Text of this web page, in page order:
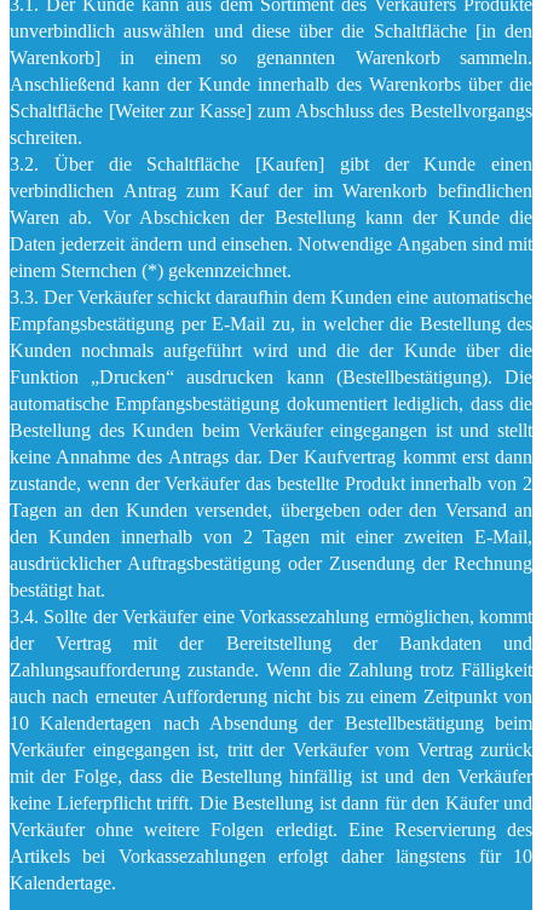
unverbindlich auswählen und diese über die Schaltfläche [in den
Warenkorb] in einem so genannten Warenkorb sammeln.
Anschließend kann der Kunde innerhalb des Warenkorbs über die
Schaltfläche [Weiter zur Kasse] zum Abschluss des Bestellvorgangs
schreiten.
3.2. Über die Schaltfläche [Kaufen] gibt der Kunde einen
verbindlichen Antrag zum Kauf der im Warenkorb befindlichen
Waren ab. Vor Abschicken der Bestellung kann der Kunde die
Daten jederzeit ändern und einsehen. Notwendige Angaben sind mit
einem Sternchen (*) gekennzeichnet.
3.3. Der Verkäufer schickt daraufhin dem Kunden eine automatische
Empfangsbestätigung per E-Mail zu, in welcher die Bestellung des
Kunden nochmals aufgeführt wird und die der Kunde über die
Funktion „Drucken“ ausdrucken kann (Bestellbestätigung). Die
automatische Empfangsbestätigung dokumentiert lediglich, dass die
Bestellung des Kunden beim Verkäufer eingegangen ist und stellt
keine Annahme des Antrags dar. Der Kaufvertrag kommt erst dann
zustande, wenn der Verkäufer das bestellte Produkt innerhalb von 2
Tagen an den Kunden versendet, übergeben oder den Versand an
den Kunden innerhalb von 2 Tagen mit einer zweiten E-Mail,
ausdrücklicher Auftragsbestätigung oder Zusendung der Rechnung
bestätigt hat.
3.4. Sollte der Verkäufer eine Vorkassezahlung ermöglichen, kommt
der Vertrag mit der Bereitstellung der Bankdaten und
Zahlungsaufforderung zustande. Wenn die Zahlung trotz Fälligkeit
auch nach erneuter Aufforderung nicht bis zu einem Zeitpunkt von
10 Kalendertagen nach Absendung der Bestellbestätigung beim
Verkäufer eingegangen ist, tritt der Verkäufer vom Vertrag zurück
mit der Folge, dass die Bestellung hinfällig ist und den Verkäufer
keine Lieferpflicht trifft. Die Bestellung ist dann für den Käufer und
Verkäufer ohne weitere Folgen erledigt. Eine Reservierung des
Artikels bei Vorkassezahlungen erfolgt daher längstens für 10
Kalendertage.